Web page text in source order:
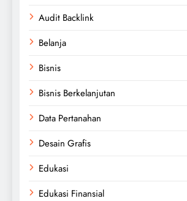
Audit Backlink
Belanja
Bisnis
Bisnis Berkelanjutan
Data Pertanahan
Desain Grafis
Edukasi
Edukasi Finansial